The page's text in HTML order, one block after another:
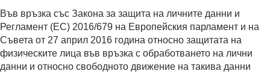
Във връзка със Закона за защита на личните данни и
Регламент (ЕС) 2016/679 на Европейския парламент и на
Съвета от 27 април 2016 година относно защитата на
физическите лица във връзка с обработването на лични
данни и относно свободното движение на такива данни